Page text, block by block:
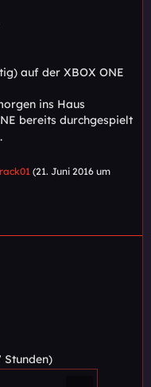
auf der XBOX ONE
ins Haus
bereits durchgespielt
(21. Juni 2016 um
Stunden)